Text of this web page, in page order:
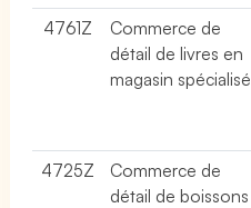
4761Z
Commerce de
détail de livres en
magasin spécialisé
4725Z
Commerce de
détail de boissons